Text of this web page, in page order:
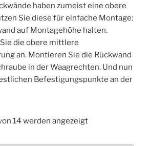
haben zumeist eine obere
Sie diese für einfache Montage:
auf Montagehöhe halten.
die obere mittlere
an. Montieren Sie die Rückwand
in der Waagrechten. Und nun
Befestigungspunkte an der
14 werden angezeigt